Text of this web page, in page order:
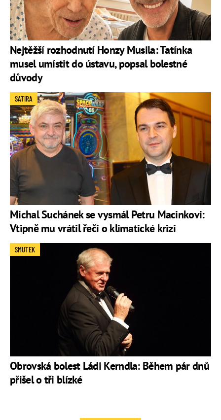
Nejtěžší rozhodnutí Honzy Musila: Tatínka
musel umístit do ústavu, popsal bolestné
důvody
Michal Suchánek se vysmál Petru Macinkovi:
Vtipně mu vrátil řeči o klimatické krizi
SATIRA
Obrovská bolest Ládi Kerndla: Během pár dnů
přišel o tři blízké
SMUTEK